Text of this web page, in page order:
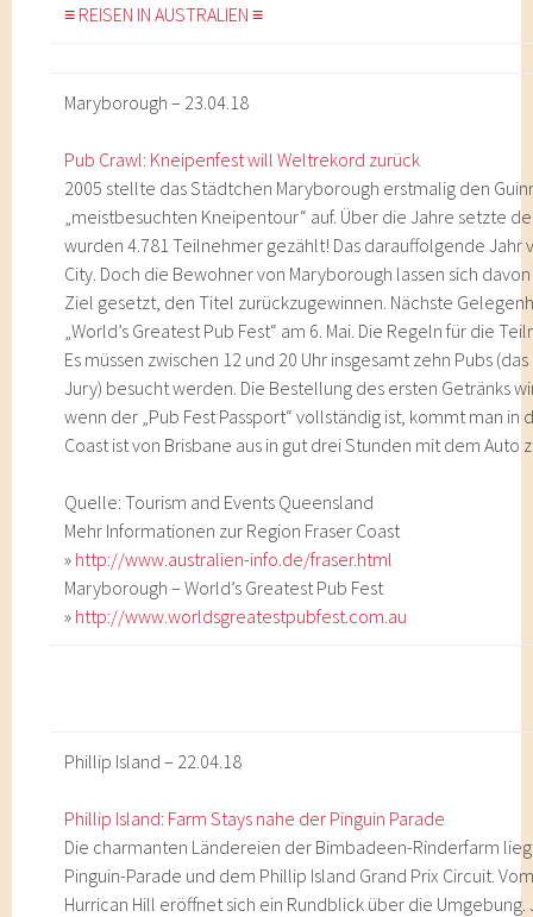
≡ REISEN IN AUSTRALIEN ≡
Maryborough – 23.04.18
Pub Crawl: Kneipenfest will Weltrekord zurück
2005 stellte das Städtchen Maryborough erstmalig den
„meistbesuchten Kneipentour“ auf. Über die Jahre setzte
wurden 4.781 Teilnehmer gezählt! Das darauffolgende Jahr
City. Doch die Bewohner von Maryborough lassen sich
Ziel gesetzt, den Titel zurückzugewinnen. Nächste
„World’s Greatest Pub Fest“ am 6. Mai. Die Regeln für die
Es müssen zwischen 12 und 20 Uhr insgesamt zehn Pubs
Jury) besucht werden. Die Bestellung des ersten Getränks
wenn der „Pub Fest Passport“ vollständig ist, kommt man in
Coast ist von Brisbane aus in gut drei Stunden mit dem Auto
Quelle: Tourism and Events Queensland
Mehr Informationen zur Region Fraser Coast
» http://www.australien-info.de/fraser.html
Maryborough – World’s Greatest Pub Fest
» http://www.worldsgreatestpubfest.com.au
Phillip Island – 22.04.18
Phillip Island: Farm Stays nahe der Pinguin Parade
Die charmanten Ländereien der Bimbadeen-Rinderfarm
Pinguin-Parade und dem Phillip Island Grand Prix Circuit.
Hurrican Hill eröffnet sich ein Rundblick über die